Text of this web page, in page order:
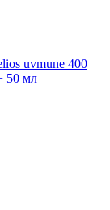
uvmune 400
50 мл